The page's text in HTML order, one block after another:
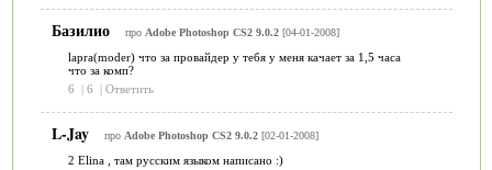
Базилио про Adobe Photoshop CS2 9.0.2[04-01-2008]
lapra(moder) что за провайдер у тебя у меня качает за 1,5 часа
что за комп?
6
| 6 | Ответить
L-Jay про Adobe Photoshop CS2 9.0.2[02-01-2008]
2 Elina , там русским языком написано :)